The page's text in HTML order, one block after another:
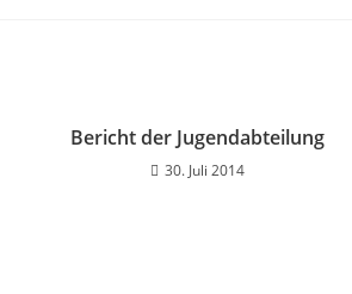
Bericht der Jugendabteilung
30. Juli 2014